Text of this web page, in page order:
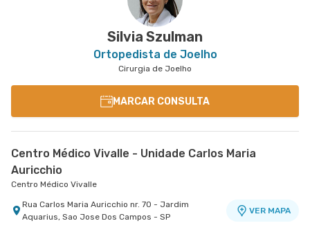
Silvia Szulman
Ortopedista de Joelho
Cirurgia de Joelho
MARCAR CONSULTA
Centro Médico Vivalle - Unidade Carlos Maria
Auricchio
Centro Médico Vivalle
Rua Carlos Maria Auricchio nr. 70 - Jardim
Aquarius, Sao Jose Dos Campos - SP
VER MAPA